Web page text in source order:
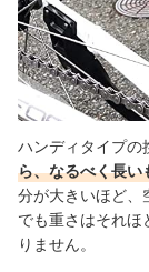
ハンディタイプの
ら、なるべく長い
分が大きいほど、
でも重さはそれほ
りません。